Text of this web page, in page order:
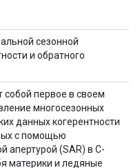
сезонной
и обратного
собой первое в своем
многосезонных
данных когерентности
с помощью
апертурой (SAR) в C-
материки и ледяные